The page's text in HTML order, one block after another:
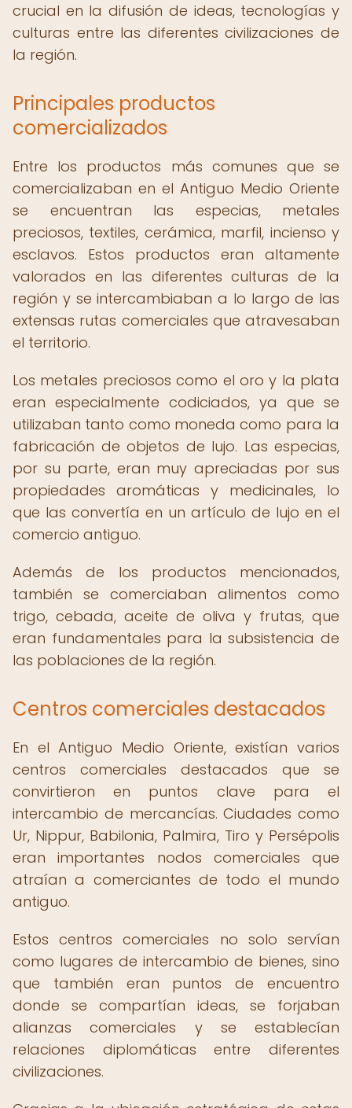
crucial en la difusión de ideas, tecnologías y
culturas entre las diferentes civilizaciones de
la región.
Principales productos
comercializados
Entre los productos más comunes que se
comercializaban en el Antiguo Medio Oriente
se encuentran las especias, metales
preciosos, textiles, cerámica, marfil, incienso y
esclavos. Estos productos eran altamente
valorados en las diferentes culturas de la
región y se intercambiaban a lo largo de las
extensas rutas comerciales que atravesaban
el territorio.
Los metales preciosos como el oro y la plata
eran especialmente codiciados, ya que se
utilizaban tanto como moneda como para la
fabricación de objetos de lujo. Las especias,
por su parte, eran muy apreciadas por sus
propiedades aromáticas y medicinales, lo
que las convertía en un artículo de lujo en el
comercio antiguo.
Además de los productos mencionados,
también se comerciaban alimentos como
trigo, cebada, aceite de oliva y frutas, que
eran fundamentales para la subsistencia de
las poblaciones de la región.
Centros comerciales destacados
En el Antiguo Medio Oriente, existían varios
centros comerciales destacados que se
convirtieron en puntos clave para el
intercambio de mercancías. Ciudades como
Ur, Nippur, Babilonia, Palmira, Tiro y Persépolis
eran importantes nodos comerciales que
atraían a comerciantes de todo el mundo
antiguo.
Estos centros comerciales no solo servían
como lugares de intercambio de bienes, sino
que también eran puntos de encuentro
donde se compartían ideas, se forjaban
alianzas comerciales y se establecían
relaciones diplomáticas entre diferentes
civilizaciones.